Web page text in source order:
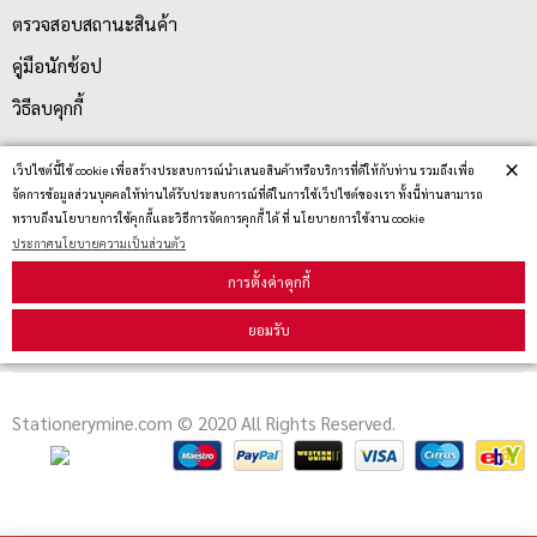
เว็ปไซต์นี้ใช้ cookie เพื่อสร้างประสบการณ์นำเสนอสินค้าหรือบริการที่ดีให้กับท่าน รวมถึงเพื่อ
จัดการข้อมูลส่วนบุคคลให้ท่านได้รับประสบการณ์ที่ดีในการใช้เว็ปไซต์ของเรา ทั้งนี้ท่านสามารถ
ทราบถึงนโยบายการใช้คุกกี้และวิธีการจัดการคุกกี้ ได้ ที่ นโยบายการใช้งาน cookie
ประกาศนโยบายความเป็นส่วนตัว
การตั้งค่าคุกกี้
ยอมรับ
×
ตรวจสอบสถานะสินค้า
คู่มือนักช้อป
วิธีลบคุกกี้
สมัครรับข่าวสาร
รับข่าวสาร
Stationerymine.com © 2020 All Rights Reserved.